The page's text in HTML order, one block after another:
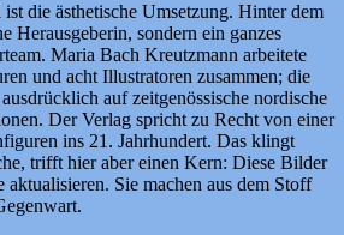
die ästhetische Umsetzung. Hinter dem
Herausgeberin, sondern ein ganzes
Maria Bach Kreutzmann arbeitete
und acht Illustratoren zusammen; die
auf zeitgenössische nordische
Der Verlag spricht zu Recht von einer
ins 21. Jahrhundert. Das klingt
trifft hier aber einen Kern: Diese Bilder
Sie machen aus dem Stoff